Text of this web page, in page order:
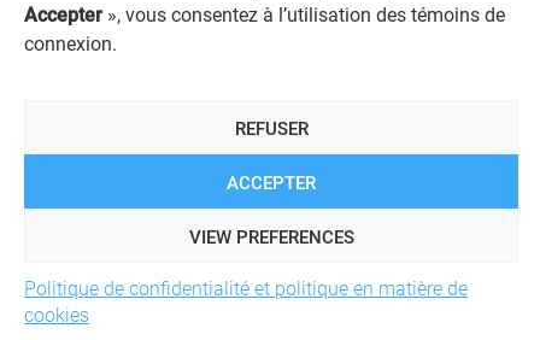
Accepter », vous consentez à l’utilisation des témoins de
connexion.
ACCEPTER
REFUSER
VIEW PREFERENCES
Politique de confidentialité et politique en matière de
cookies
AVIS JURIDIQUE GÉNÉRAL
POLITIQUE DE TRAITEMENT DES PLAINTES
REGISTRE DES CONFLITS D'INTÉRÊTS
© 2026 Société de services financiers Fonds FMOQ inc.
droits réservés.